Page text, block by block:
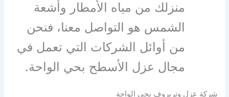
منزلك من مياه الأمطار وأشعة
الشمس هو التواصل معنا، فنحن
من أوائل الشركات التي تعمل في
مجال عزل الأسطح بحي الواحة.
شركة عزل وتربروف بحي الواحة